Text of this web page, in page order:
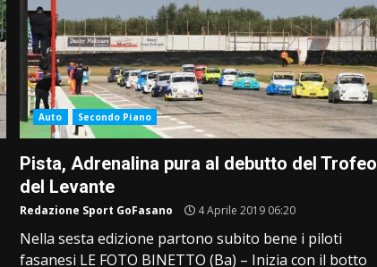
Auto Secondo Piano
Pista, Adrenalina pura al debutto del Trofeo
del Levante
Redazione Sport GoFasano 4 Aprile 2019 06:20
Nella sesta edizione partono subito bene i piloti
fasanesi LE FOTO BINETTO (Ba) – Inizia con il botto